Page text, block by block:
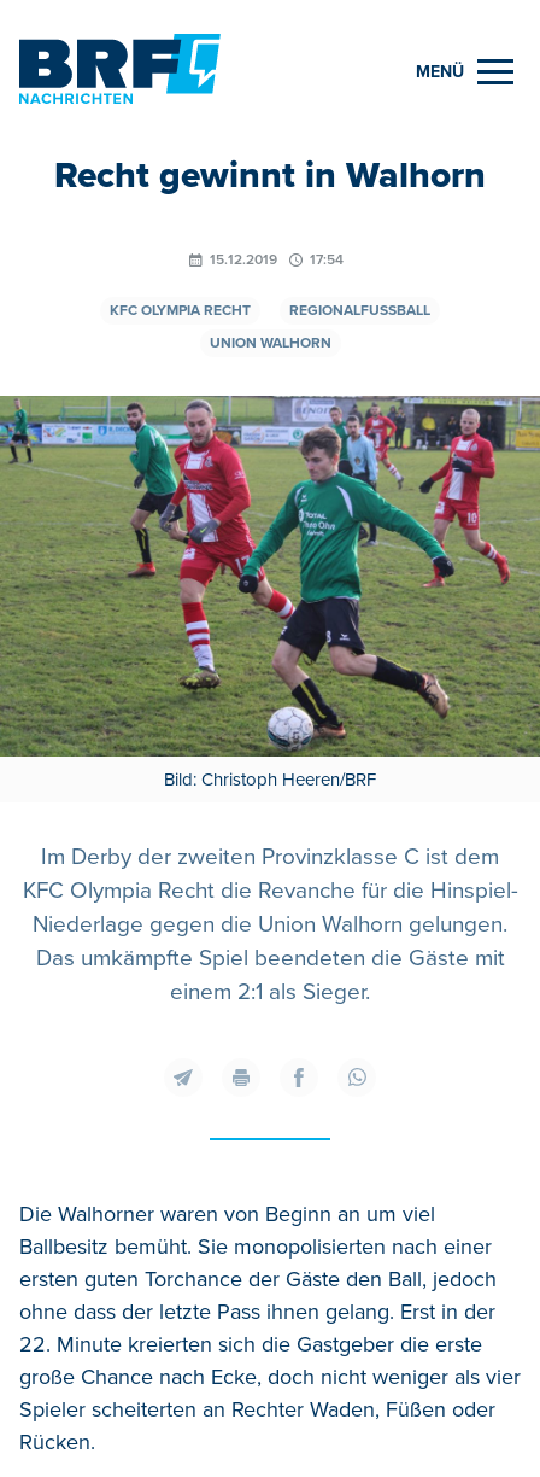
MENÜ
Recht gewinnt in Walhorn
15.12.2019 17:54
KFC OLYMPIA RECHT
REGIONALFUSSBALL
UNION WALHORN
Bild: Christoph Heeren/BRF
Im Derby der zweiten Provinzklasse C ist dem
KFC Olympia Recht die Revanche für die Hinspiel-
Niederlage gegen die Union Walhorn gelungen.
Das umkämpfte Spiel beendeten die Gäste mit
einem 2:1 als Sieger.
Die Walhorner waren von Beginn an um viel
Ballbesitz bemüht. Sie monopolisierten nach einer
ersten guten Torchance der Gäste den Ball, jedoch
ohne dass der letzte Pass ihnen gelang. Erst in der
22. Minute kreierten sich die Gastgeber die erste
große Chance nach Ecke, doch nicht weniger als vier
Spieler scheiterten an Rechter Waden, Füßen oder
Rücken.